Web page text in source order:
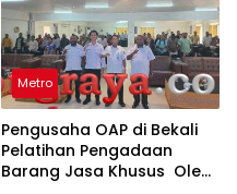
Metro
Pengusaha OAP di Bekali
Pelatihan Pengadaan
Barang Jasa Khusus Oleh